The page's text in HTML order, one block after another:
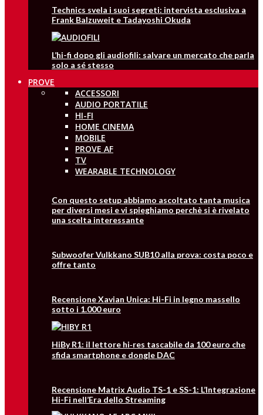
Technics svela i suoi segreti: intervista esclusiva a
Frank Balzuweit e Tadayoshi Okuda
L’hi-fi dopo gli audiofili: salvare un mercato che parla
solo a sé stesso
PROVE
ACCESSORI
AUDIO PORTATILE
HI-FI
HOME CINEMA
MOBILE
PROVE AF
TV
WEARABLE TECHNOLOGY
Con questo setup abbiamo ascoltato tanta musica
per diversi mesi e vi spieghiamo perchè si è rivelato
una scelta interessante
Subwoofer Vulkkano SUB10 alla prova: costa poco e
offre tanto
Recensione Xavian Unica: Hi-Fi in legno massello
sotto i 1.000 euro
HiBy R1: il lettore hi‑res tascabile da 100 euro che
sfida smartphone e dongle DAC
Recensione Matrix Audio TS-1 e SS-1: L’Integrazione
Hi-Fi nell’Era dello Streaming